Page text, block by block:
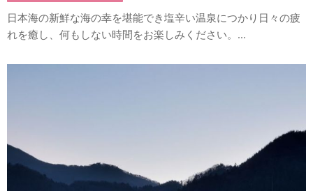
日本海の新鮮な海の幸を堪能でき塩辛い温泉につかり日々の疲
れを癒し、何もしない時間をお楽しみください。...